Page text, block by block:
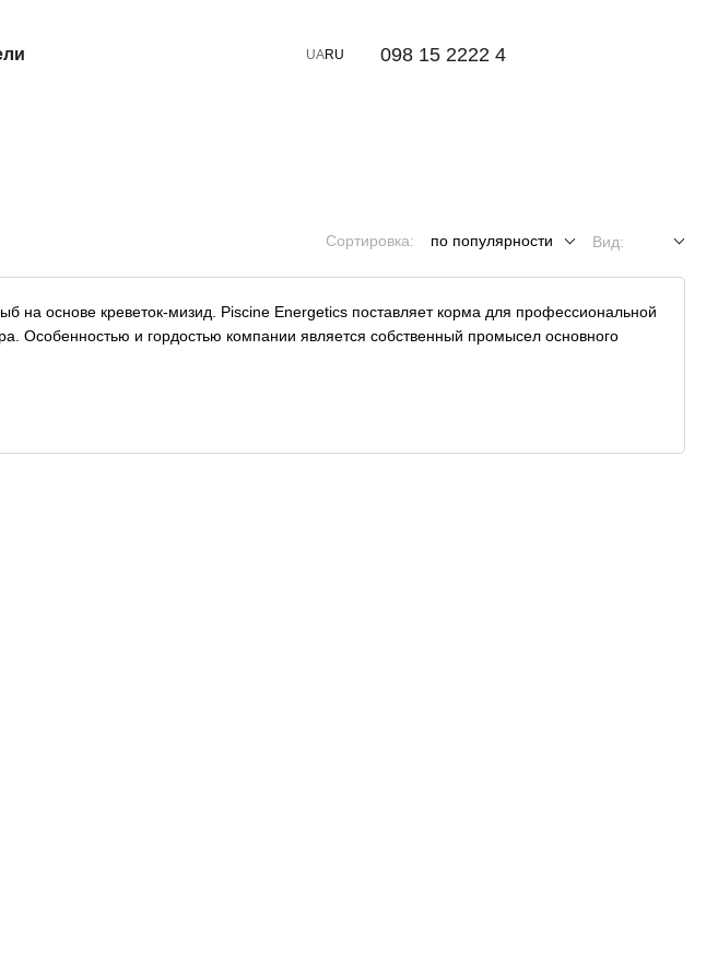
UARU ⠀098 15 2222 4
Сортировка: по популярности Вид:
на основе креветок-мизид. Piscine Energetics поставляет корма для профессиональной
Особенностью и гордостью компании является собственный промысел основного